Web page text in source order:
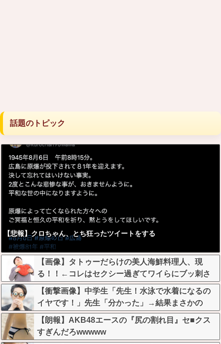
話題のトピック
【悲報】クロちゃん、とち狂ったツイートをする
【画像】タトゥーだらけの美人海鮮料理人、現
る！！←コレはセクシー過ぎてワイらにブッ刺さ
りまくりw w w w w w w w w
【衝撃画像】中学生「先生！水泳で水着になるの
イヤです！」先生「分かった」→結果まさかの
『こう』なってしまうw w w w w w w
【朗報】AKB48エースの『尻の割れ目』セ■クス
すぎんだろwwwww